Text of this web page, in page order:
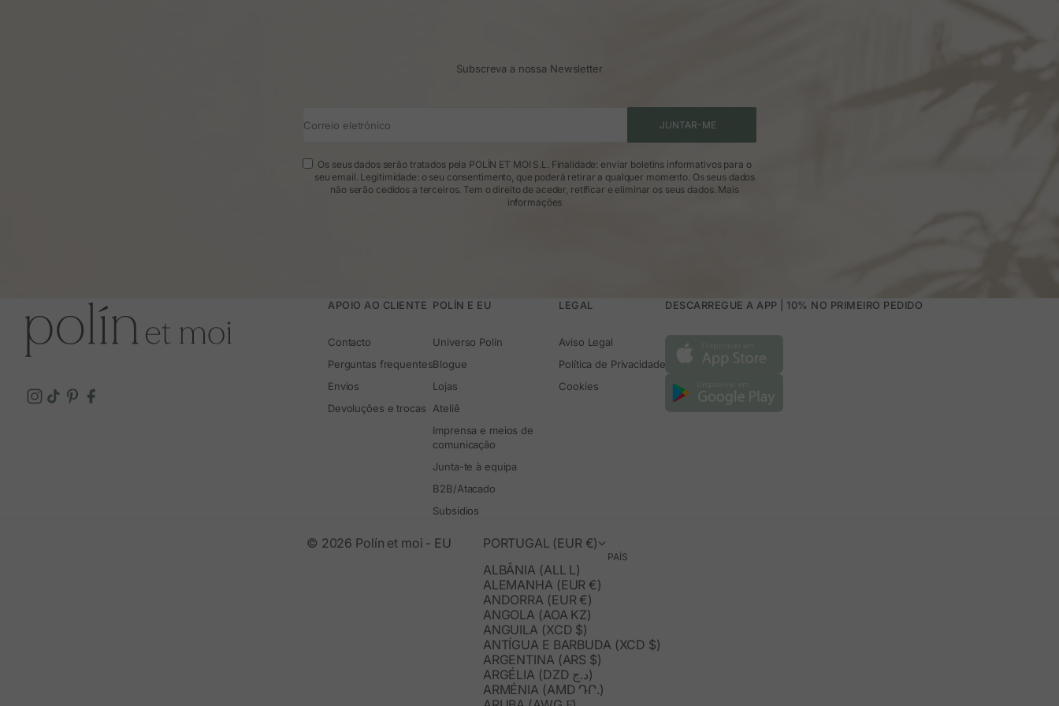
Subscreva a nossa Newsletter
Correio eletrónico JUNTAR-ME
Os seus dados serão tratados pela POLÍN ET MOI S.L. Finalidade: enviar boletins informativos para o
seu email. Legitimidade: o seu consentimento, que poderá retirar a qualquer momento. Os seus dados
não serão cedidos a terceiros. Tem o direito de aceder, retificar e eliminar os seus dados. Mais
informações
APOIO AO CLIENTE
Contacto
Perguntas frequentes
Envios
Devoluções e trocas
POLÍN E EU
Universo Polín
Blogue
Lojas
Ateliê
Imprensa e meios de
comunicação
Junta-te à equipa
B2B/Atacado
Subsídios
LEGAL
Aviso Legal
Política de Privacidade
Cookies
DESCARREGUE A APP | 10% NO PRIMEIRO PEDIDO
PORTUGAL (EUR €)
PAÍS
ALBÂNIA (ALL L)
ALEMANHA (EUR €)
ANDORRA (EUR €)
ANGOLA (AOA KZ)
ANGUILA (XCD $)
ANTÍGUA E BARBUDA (XCD $)
ARGENTINA (ARS $)
ARGÉLIA (DZD د.ج)
ARMÉNIA (AMD ԴՐ.)
© 2026 Polín et moi - EU